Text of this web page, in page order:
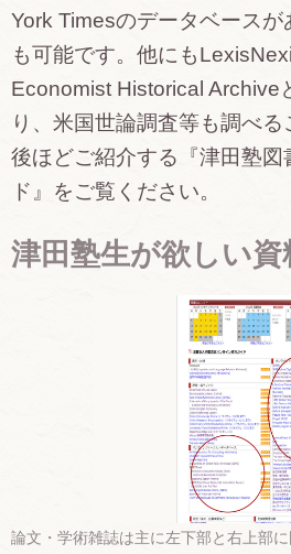
York Timesのデータベース
も可能です。他にも
Economist Historical Archive
り、米国世論調査等も調べ
後ほどご紹介する『津田塾
ド』をご覧ください。
津田塾生が欲しい
論文・学術雑誌は主に左下部と右上部